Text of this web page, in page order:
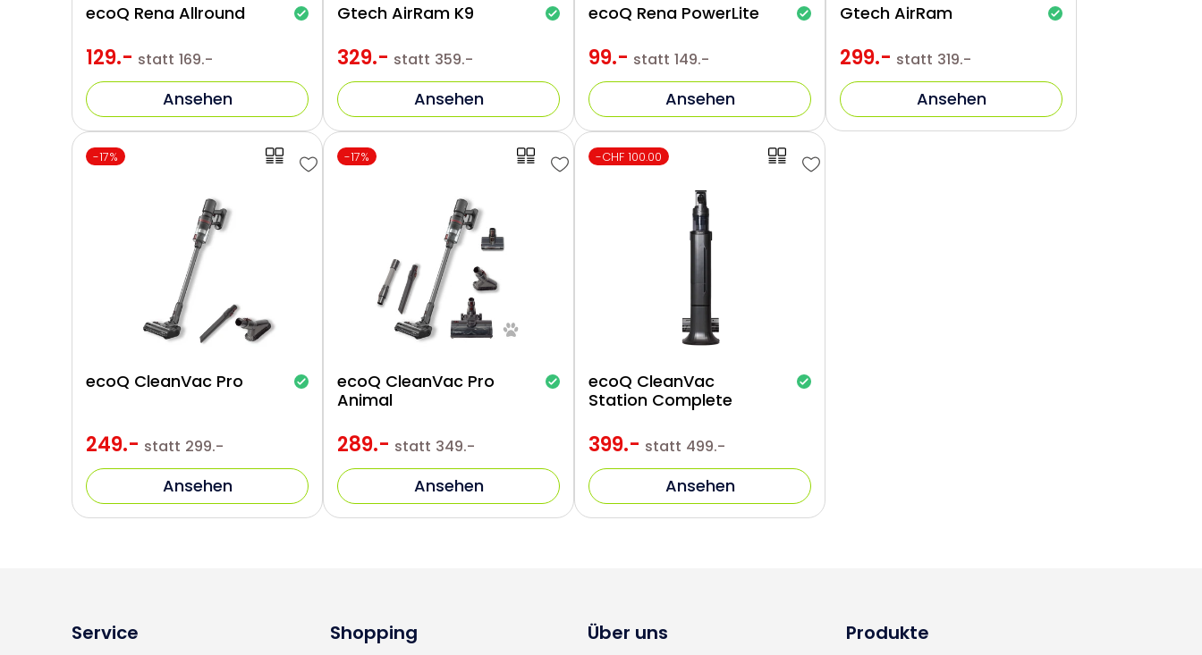
129.- statt 169.-
ecoQ Rena Allround
Ansehen
329.- statt 359.-
Gtech AirRam K9
Ansehen
99.- statt 149.-
ecoQ Rena PowerLite
Ansehen
299.- statt 319.-
Gtech AirRam
Ansehen
-17%
249.- statt 299.-
ecoQ CleanVac Pro
Ansehen
-17%
289.- statt 349.-
ecoQ CleanVac Pro
Animal
Ansehen
-CHF 100.00
399.- statt 499.-
ecoQ CleanVac
Station Complete
Ansehen
Service Shopping Über uns Produkte